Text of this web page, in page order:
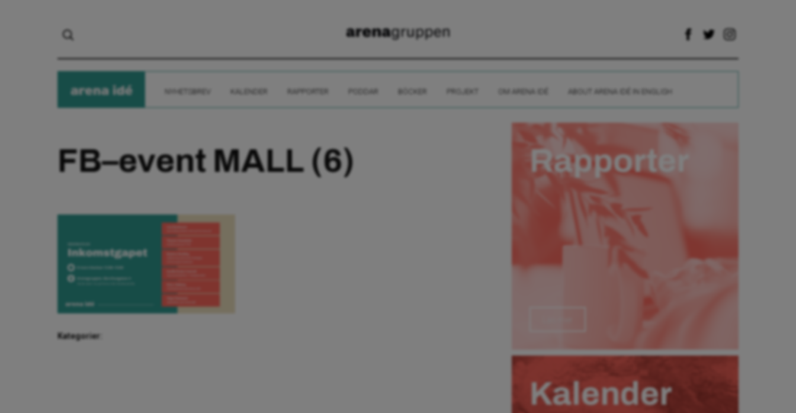
arenaide KALENDER RAPPORTER BÖCKER PROJEKT OM ARENA IDÉ ABOUT ARENA IDÉ IN ENGLISH
FB–event MALL (6)
Kategorier:
Rapporter
Kalender